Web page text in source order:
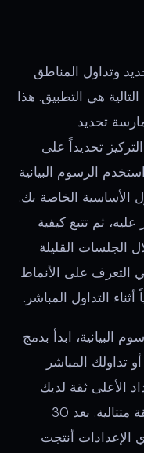
وتداول المناطق
هي التطبيق. هذا
لممارسة تحديد
تحديداً على
الرسوم البيانية
الأساسية الخاصة بك.
ثم تتبع كيفية
الجلسات القليلة
التعرف على الأنماط
التداول المباشر.
البيانية، ابدأ بدمج
تداولك المباشر
الأعلى ثقة لديك
وتداول فقط ذلك الإعداد لـ 30 صفقة متتالية. بعد 30
الإعدادات أنتجت